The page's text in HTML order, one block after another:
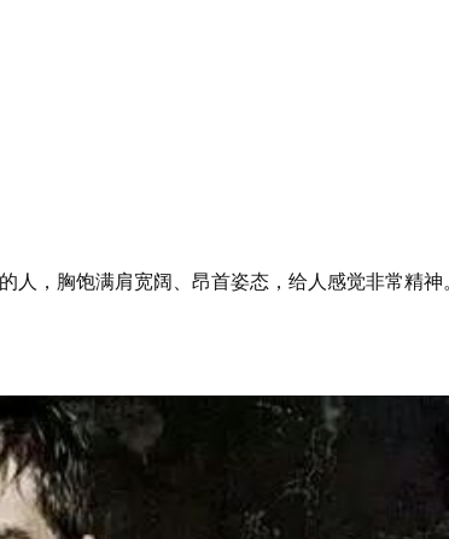
人，胸饱满肩宽阔、昂首姿态，给人感觉非常精神